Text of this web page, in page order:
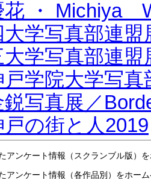
花 ・ Michiya
大学写真部連盟
大学写真部連盟
戸学院大学写
鋭写真展／
戸の街と人2019
アンケート情報（スクランブル版）
アンケート情報（各作品別）をホー